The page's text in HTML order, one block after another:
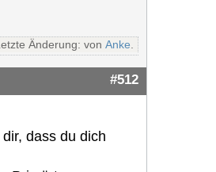
Änderung: von Anke.
#512
dass du dich